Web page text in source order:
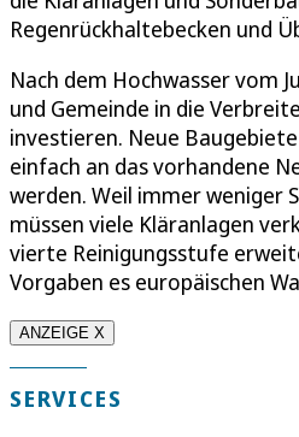
Regenrückhaltebecken und
Nach dem Hochwasser vom
und Gemeinde in die
investieren. Neue
einfach an das vorhandene
werden. Weil immer weniger
müssen viele Kläranlagen
vierte Reinigungsstufe
Vorgaben es europäischen
ANZEIGE X
SERVICES